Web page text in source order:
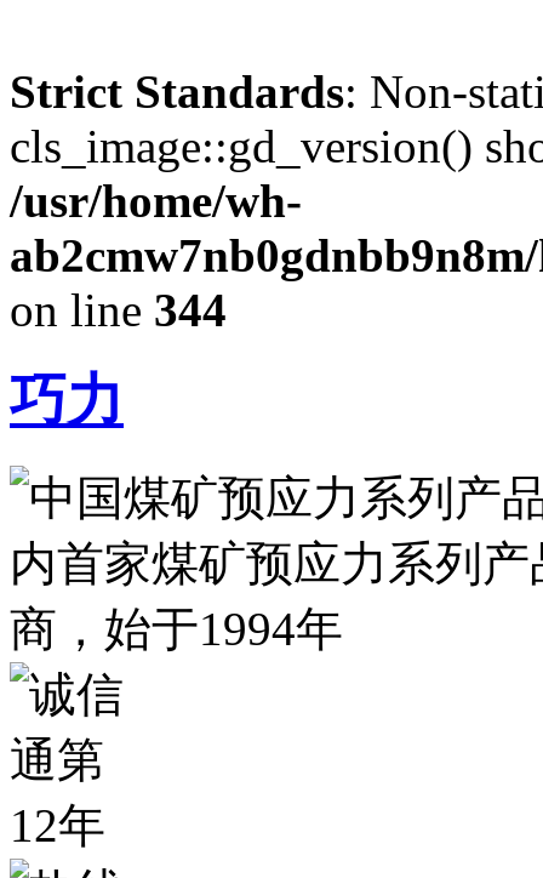
Strict Standards: Non-
cls_image::gd_version()
/usr/home/wh-
on line 344
巧力